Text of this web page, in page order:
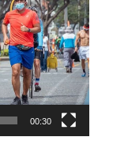
00:30